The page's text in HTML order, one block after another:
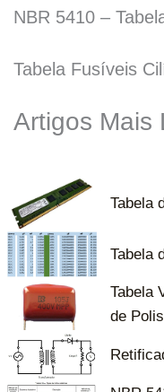
NBR 5410 –
Tabela Fusíveis
Artigos Mais
Tabela
Tabela
Tabela
de